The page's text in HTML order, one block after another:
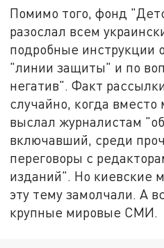
Помимо того, фонд
разослал всем
подробные инструкции
"линии защиты" и по
негатив". Факт
случайно, когда
выслал журналистам
включавший, среди
переговоры с
изданий". Но киевские
эту тему замолчали. А
крупные мировые СМИ.